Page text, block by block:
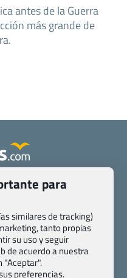
antes de la Guerra
más grande de
Contacto
específicas
de agencias
generales
Transparencia
– sitemap
para
similares de tracking)
tanto propias
su uso y seguir
de acuerdo a nuestra
"Aceptar".
preferencias.